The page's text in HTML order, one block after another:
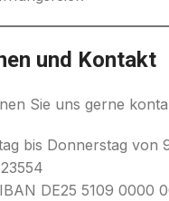
und Kontakt
Sie uns gerne
bis Donnerstag von
IBAN DE25 5109 0000